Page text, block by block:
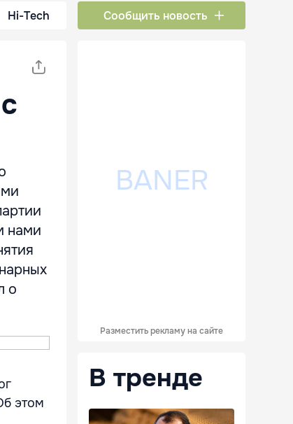
Hi-Tech Сообщить новость
нами
о
этом
Разместить рекламу на сайте
В тренде